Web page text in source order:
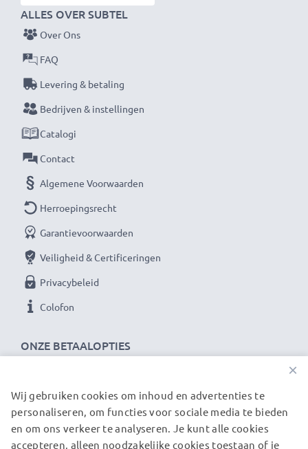
AC-LS5 Voeding / Netadapter
Merk:subtel Camera Voeding
Ingangsspanning:
Uitgangsspanning / Output Volt:
Voedingskabel: ca. 2,25m oplaadkabel
Onbeperkte stroomvoorziening voor jouw Sony
camera met onze subtel AC-adapter. Bestel nu
ONZE BETAALOPTIES
ALLES OVER SUBTEL
Over Ons
FAQ
Levering & betaling
Bedrijven & instellingen
Catalogi
Contact
Algemene Voorwaarden
Herroepingsrecht
Garantievoorwaarden
Veiligheid & Certificeringen
Privacybeleid
Colofon
ONZE VERZENDPARTNERS
×
Wij gebruiken cookies om inhoud en advertenties te
personaliseren, om functies voor sociale media te bieden
en om ons verkeer te analyseren. Je kunt alle cookies
accepteren, alleen noodzakelijke cookies toestaan of je